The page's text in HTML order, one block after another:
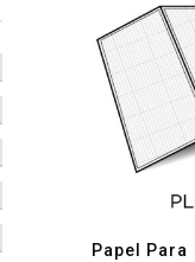
Papel Para